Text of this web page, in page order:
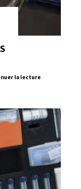
la lecture